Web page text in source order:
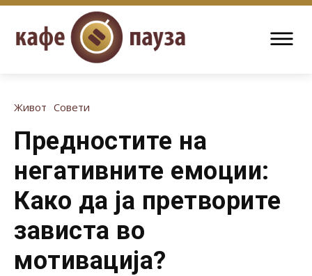
Живот Совети
Предностите на
негативните емоции:
Како да ја претворите
зависта во
мотивација?